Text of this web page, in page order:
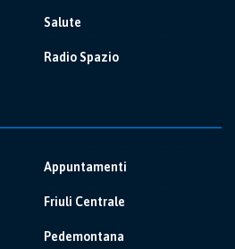
Salute
Radio Spazio
Appuntamenti
Friuli Centrale
Pedemontana